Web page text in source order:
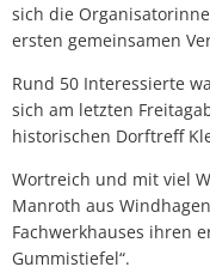
sich die
ersten gemeinsamen
Rund 50 Interessierte
sich am letzten
historischen Dorftreff
Wortreich und mit viel
Manroth aus
Fachwerkhauses ihren
Gummistiefel“.